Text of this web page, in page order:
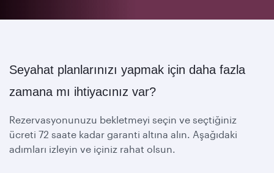
Seyahat planlarınızı yapmak için daha fazla
zamana mı ihtiyacınız var?
Rezervasyonunuzu bekletmeyi seçin ve seçtiğiniz
ücreti 72 saate kadar garanti altına alın. Aşağıdaki
adımları izleyin ve içiniz rahat olsun.